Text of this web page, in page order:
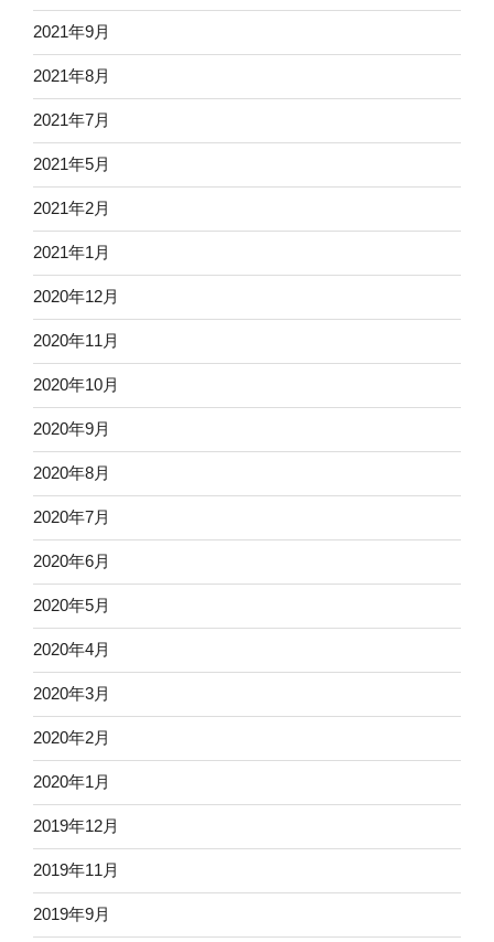
2021年9月
2021年8月
2021年7月
2021年5月
2021年2月
2021年1月
2020年12月
2020年11月
2020年10月
2020年9月
2020年8月
2020年7月
2020年6月
2020年5月
2020年4月
2020年3月
2020年2月
2020年1月
2019年12月
2019年11月
2019年9月